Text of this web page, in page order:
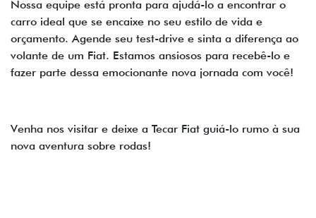
Nossa equipe está pronta para ajudá-lo a encontrar o
carro ideal que se encaixe no seu estilo de vida e
orçamento. Agende seu test-drive e sinta a diferença ao
volante de um Fiat. Estamos ansiosos para recebê-lo e
fazer parte dessa emocionante nova jornada com você!
Venha nos visitar e deixe a Tecar Fiat guiá-lo rumo à sua
nova aventura sobre rodas!